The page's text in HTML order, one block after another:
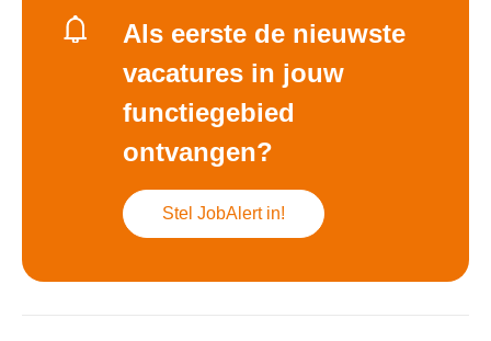
Als eerste de nieuwste
vacatures in jouw
functiegebied
ontvangen?
Stel JobAlert in!